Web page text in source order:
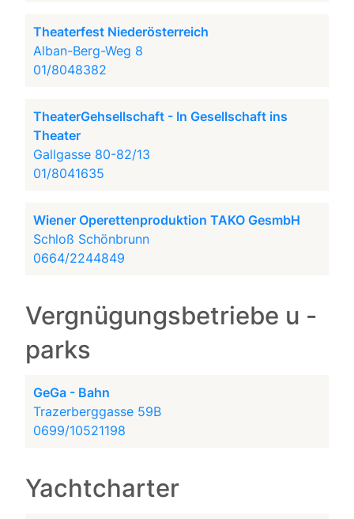
Theaterfest Niederösterreich
Alban-Berg-Weg 8
01/8048382
TheaterGehsellschaft - In Gesellschaft ins
Theater
Gallgasse 80-82/13
01/8041635
Wiener Operettenproduktion TAKO GesmbH
Schloß Schönbrunn
0664/2244849
Vergnügungsbetriebe u -
parks
GeGa - Bahn
Trazerberggasse 59B
0699/10521198
Yachtcharter